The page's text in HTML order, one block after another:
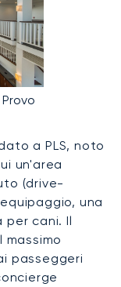
a PLS, noto
un'area
(drive-
una
per cani. Il
passeggeri